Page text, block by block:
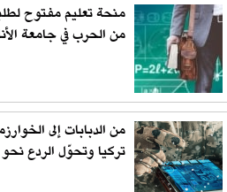
منحة تعليم مفتوح
من الحرب في جامعة
من الدبابات إلى
تركيا وتحوّل الردع